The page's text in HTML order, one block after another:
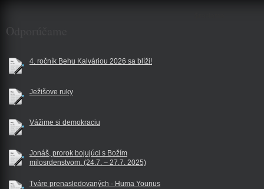
Odporúčame
4. ročník Behu Kalváriou 2026 sa blíži!
Ježišove ruky
Vážime si demokraciu
Jonáš, prorok bojujúci s Božím
milosrdenstvom. (24.7. – 27.7. 2025)
Tváre prenasledovaných - Huma Younus